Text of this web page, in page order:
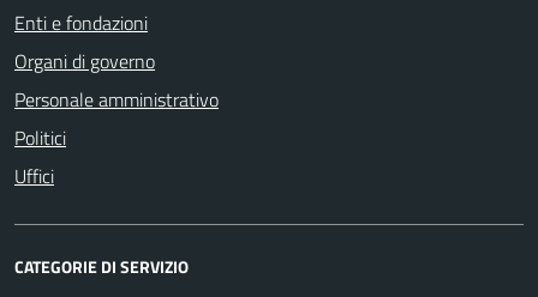
Enti e fondazioni
Organi di governo
Personale amministrativo
Politici
Uffici
CATEGORIE DI SERVIZIO